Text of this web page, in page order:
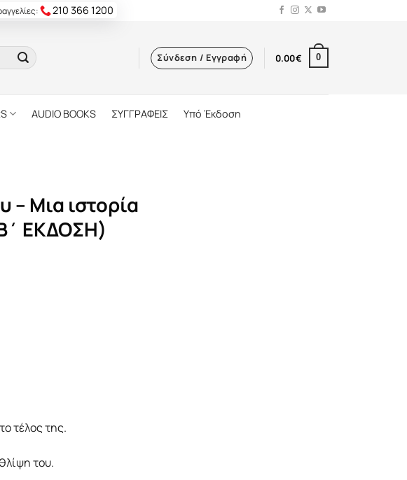
210 366 1200
Σύνδεση / Εγγραφή 0.00€ 0
AUDIO BOOKS ΣΥΓΓΡΑΦΕΙΣ Υπό Έκδοση
– Μια ιστορία
ΕΚΔΟΣΗ)
τέλος της.
του.